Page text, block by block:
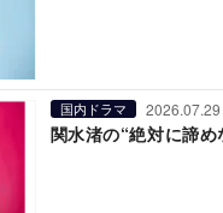
国内ドラマ 2026.07.29
関水渚の“絶対に諦